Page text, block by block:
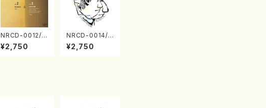
NRCD-0012/0
013 MAKOTO
NAKAMURA S
¥2,750
NRCD-0014/0
015 MAKOTO
NAKAMURA S
¥2,750